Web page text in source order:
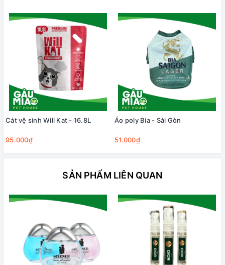
Cát vệ sinh Will Kat - 16.8L
95.000₫
Áo poly Bia - Sài Gòn
51.000₫
SẢN PHẨM LIÊN QUAN